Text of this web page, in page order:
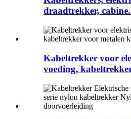
draadtrekker,
Kabeltrekker voor
voeding,